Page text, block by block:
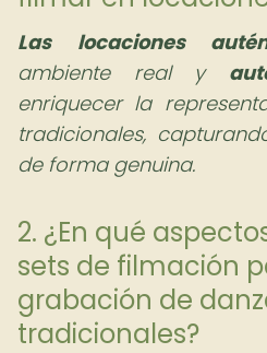
Las locaciones
ambiente real y
enriquecer la
tradicionales,
de forma genuina.
2. ¿En qué
sets de filmación
grabación de
tradicionales?